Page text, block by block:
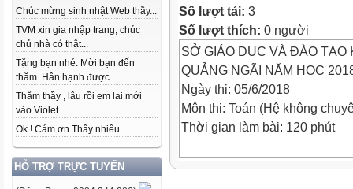
Chúc mừng sinh nhật Web thầy...
TVM xin gia nhập trang, chúc
chủ nhà có thật...
Tặng bạn nhé. Mời bạn đến
thăm. Hân hạnh được...
Thăm thầy , lâu rồi em lai mới
vào Violet...
Ok ! Cám ơn Thầy nhiều ....
HỖ TRỢ TRỰC TUYẾN
Số lượt tải: 3
Số lượt thích: 0 người
SỞ GIÁO DỤC VÀ ĐÀO TẠO
QUẢNG NGÃI NĂM HỌC
Ngày thi: 05/6/2018
Môn thi: Toán (Hệ không
Thời gian làm bài: 120 phút